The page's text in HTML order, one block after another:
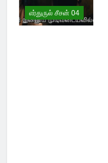
எர்துருல் சீசன் 04